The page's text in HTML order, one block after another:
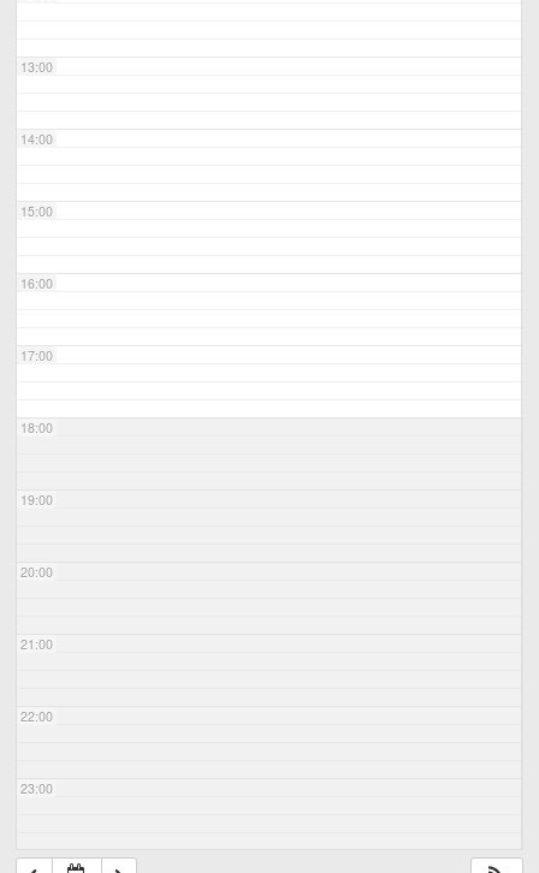
13:00
14:00
15:00
16:00
17:00
18:00
19:00
20:00
21:00
22:00
23:00